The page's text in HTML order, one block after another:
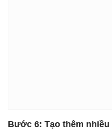
Bước 6: Tạo thêm